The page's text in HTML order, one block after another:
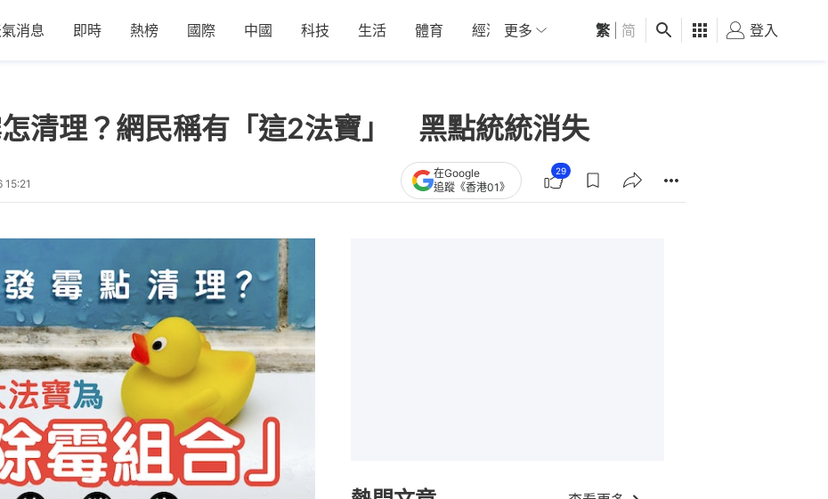
消息 即時 熱榜 國際 中國 科技 生活 體育 經濟 01深圳 觀點 健康 好食玩飛
更多 繁 简 登入
清理？網民稱有「這2法寶」 黑點統統消失
15:21
在Google
追蹤《香港01》
29